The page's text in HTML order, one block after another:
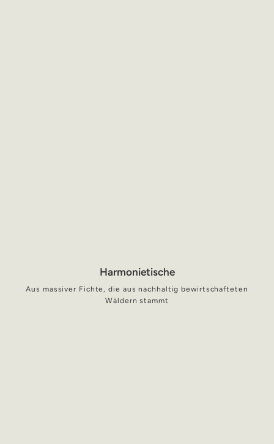
Harmonietische
Aus massiver Fichte, die aus nachhaltig bewirtschafteten
Wäldern stammt